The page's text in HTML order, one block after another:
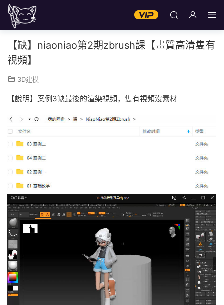
【缺】niaoniao第2期zbrush課【畫質高清隻有
視頻】
3D建模
【說明】案例3缺最後的渲染視頻，隻有視頻沒素材